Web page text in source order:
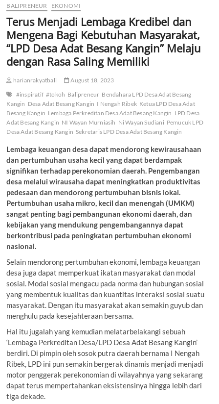
BALIPRENEUR EKONOMI
Terus Menjadi Lembaga Kredibel dan
Mengena Bagi Kebutuhan Masyarakat,
“LPD Desa Adat Besang Kangin” Melaju
dengan Rasa Saling Memiliki
harianrakyatbali
August 18, 2023
#inspiratif #tokoh Balipreneur Bendahara LPD Desa Adat Besang
Kangin Desa Adat Besang Kangin I Nengah Ribek Ketua LPD Desa Adat
Besang Kangin Lembaga Perkreditan Desa Adat Besang Kangin LPD Desa
Adat Besang Kangin NI Wayan Murniasih Ni Wayan Sudiani Pemucuk LPD
Desa Adat Besang Kangin Sekretaris LPD Desa Adat Besang Kangin
Lembaga keuangan desa dapat mendorong kewirausahaan
dan pertumbuhan usaha kecil yang dapat berdampak
signifikan terhadap perekonomian daerah. Pengembangan
desa melalui wirausaha dapat meningkatkan produktivitas
pedesaan dan mendorong pertumbuhan bisnis lokal.
Pertumbuhan usaha mikro, kecil dan menengah (UMKM)
sangat penting bagi pembangunan ekonomi daerah, dan
kebijakan yang mendukung pengembangannya dapat
berkontribusi pada peningkatan pertumbuhan ekonomi
nasional.
Selain mendorong pertumbuhan ekonomi, lembaga keuangan
desa juga dapat memperkuat ikatan masyarakat dan modal
sosial. Modal sosial mengacu pada norma dan hubungan sosial
yang membentuk kualitas dan kuantitas interaksi sosial suatu
masyarakat. Dengan itu masyarakat akan semakin guyub dan
menghulu pada kesejahteraan bersama.
Hal itu jugalah yang kemudian melatarbelakangi sebuah
‘Lembaga Perkreditan Desa/LPD Desa Adat Besang Kangin’
berdiri. Di pimpin oleh sosok putra daerah bernama I Nengah
Ribek, LPD ini pun semakin bergerak dinamis menjadi menjadi
motor penggerak perekonomian di wilayahnya yang sekarang
dapat terus mempertahankan eksistensinya hingga lebih dari
tiga dekade.